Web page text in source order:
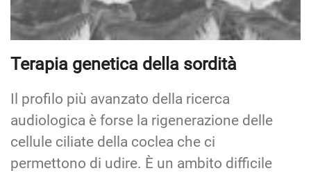
Terapia genetica della sordità
Il profilo più avanzato della ricerca
audiologica è forse la rigenerazione delle
cellule ciliate della coclea che ci
permettono di udire. È un ambito difficile